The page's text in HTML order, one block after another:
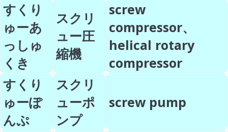
すくり
ゅーあ
っしゅ
くき
スクリ
ュー圧
縮機
screw
compressor、
helical rotary
compressor
すくり
ゅーぽ
んぷ
スクリ
ューポ
ンプ
screw pump